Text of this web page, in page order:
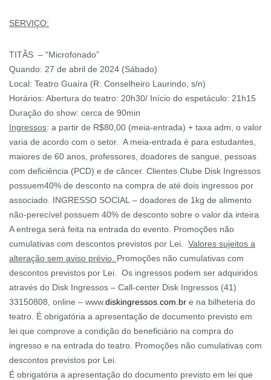
SERVIÇO:
TITÃS – “Microfonado”
Quando: 27 de abril de 2024 (Sábado)
Local: Teatro Guaíra (R: Conselheiro Laurindo, s/n)
Horários: Abertura do teatro: 20h30/ Início do espetáculo: 21h15
Duração do show: cerca de 90min
Ingressos: a partir de R$80,00 (meia-entrada) + taxa adm, o valor
varia de acordo com o setor. A meia-entrada é para estudantes,
maiores de 60 anos, professores, doadores de sangue, pessoas
com deficiência (PCD) e de câncer. Clientes Clube Disk Ingressos
possuem40% de desconto na compra de até dois ingressos por
associado. INGRESSO SOCIAL – doadores de 1kg de alimento
não-perecível possuem 40% de desconto sobre o valor da inteira.
A entrega será feita na entrada do evento. Promoções não
cumulativas com descontos previstos por Lei. Valores sujeitos a
alteração sem aviso prévio. Promoções não cumulativas com
descontos previstos por Lei. Os ingressos podem ser adquiridos
através do Disk Ingressos – Call-center Disk Ingressos (41)
33150808, online – www.diskingressos.com.br e na bilheteria do
teatro. É obrigatória a apresentação de documento previsto em
lei que comprove a condição do beneficiário na compra do
ingresso e na entrada do teatro. Promoções não cumulativas com
descontos previstos por Lei.
É obrigatória a apresentação do documento previsto em lei que